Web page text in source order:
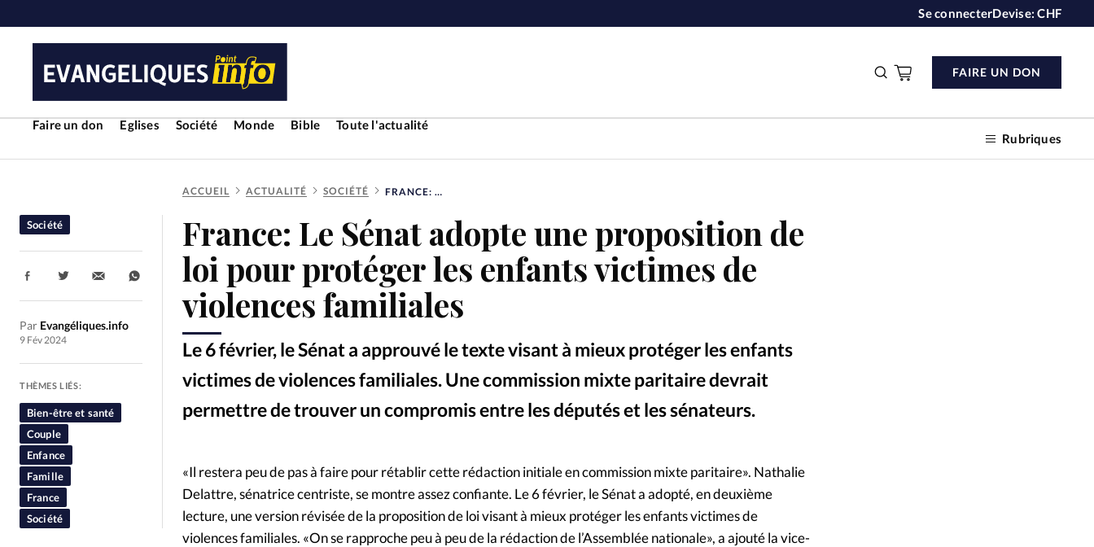
Se connecterDevise:CHF
Faire un don Eglises Société Monde Bible
Toute l'actualité
Rubriques
FAIRE UN DON
RUBRIQUES
Toute l'actualité Bible
Culture
Economie
Eglises Histoire
Laicité
Liberté religieuse
Mission
Monde
People
Politique Religions Société
Faire un don
La rédaction
Mon compte
Nous contacter
ACCUEIL ACTUALITÉ SOCIÉTÉ FRANCE: LE SÉNAT ADOPTE UNE PROPOSITION DE LOI POUR PROTÉGER LES ENFANTS VICTIMES DE VIOLENCES FAMILIALES
France: Le Sénat adopte une proposition de
loi pour protéger les enfants victimes de
violences familiales
Le 6 février, le Sénat a approuvé le texte visant à mieux protéger les enfants
victimes de violences familiales. Une commission mixte paritaire devrait
permettre de trouver un compromis entre les députés et les sénateurs.
Société
Par Evangéliques.info
9 Fév 2024
Partager:
THÈMES LIÉS:
Bien-être et santé
Couple
Enfance
Famille
France
Société
«Il restera peu de pas à faire pour rétablir cette rédaction initiale en commission mixte paritaire». Nathalie
Delattre, sénatrice centriste, se montre assez confiante. Le 6 février, le Sénat a adopté, en deuxième
lecture, une version révisée de la proposition de loi visant à mieux protéger les enfants victimes de
violences familiales. «On se rapproche peu à peu de la rédaction de l’Assemblée nationale», a ajouté la vice-